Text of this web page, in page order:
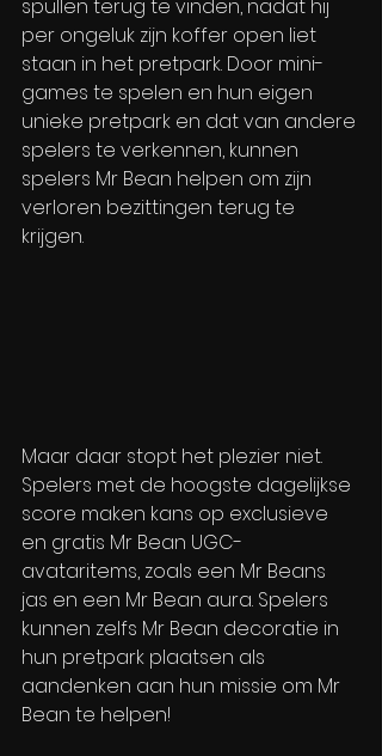
spullen terug te vinden, nadat hij
per ongeluk zijn koffer open liet
staan in het pretpark. Door mini-
games te spelen en hun eigen
unieke pretpark en dat van andere
spelers te verkennen, kunnen
spelers Mr Bean helpen om zijn
verloren bezittingen terug te
krijgen.
Maar daar stopt het plezier niet.
Spelers met de hoogste dagelijkse
score maken kans op exclusieve
en gratis Mr Bean UGC-
avataritems, zoals een Mr Beans
jas en een Mr Bean aura. Spelers
kunnen zelfs Mr Bean decoratie in
hun pretpark plaatsen als
aandenken aan hun missie om Mr
Bean te helpen!